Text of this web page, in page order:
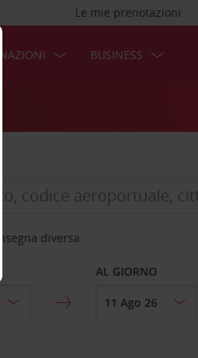
Le mie prenotazioni
BUSINESS
diversa
AL GIORNO